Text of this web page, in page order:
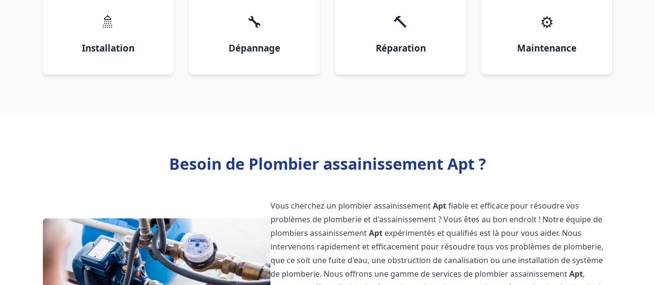
🚿
Installation
🔧
Dépannage
🔨
Réparation
⚙️
Maintenance
Besoin de Plombier assainissement Apt ?
Vous cherchez un plombier assainissementAptfiable et efficace pour résoudre vos
problèmes de plomberie et d'assainissement ? Vous êtes au bon endroit ! Notre équipe de
plombiers assainissementApt expérimentés et qualifiés est là pour vous aider. Nous
intervenons rapidement et efficacement pour résoudre tous vos problèmes de plomberie,
que ce soit une fuite d'eau, une obstruction de canalisation ou une installation de système
de plomberie. Nous offrons une gamme de services de plombier assainissementApt,